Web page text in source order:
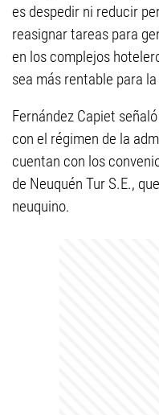
es despedir ni reducir
reasignar tareas para
en los complejos
sea más rentable para
Fernández Capiet
con el régimen de la
cuentan con los
de Neuquén Tur S.E.,
neuquino.